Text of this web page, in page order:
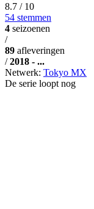
8.7 / 10
54 stemmen
4 seizoenen
/
89 afleveringen
/ 2018 - ...
Netwerk: Tokyo MX
De serie loopt nog